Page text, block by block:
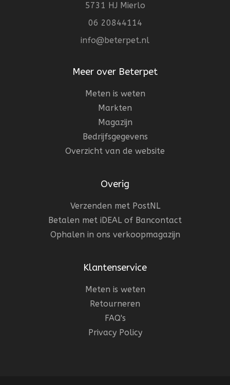
5731 HJ Mierlo
06 20844114
info@beterpet.nl
Meer over Beterpet
Meten is weten
Markten
Magazijn
Bedrijfsgegevens
Overzicht van de website
Overig
Verzenden met PostNL
Betalen met iDEAL of Bancontact
Ophalen in ons verkoopmagazijn
Klantenservice
Meten is weten
Retourneren
FAQ's
Privacy Policy